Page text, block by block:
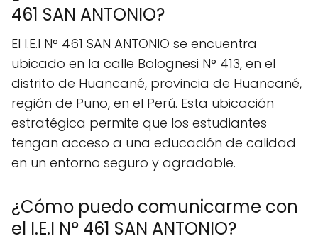
461 SAN ANTONIO?
El I.E.I N° 461 SAN ANTONIO se encuentra
ubicado en la calle Bolognesi N° 413, en el
distrito de Huancané, provincia de Huancané,
región de Puno, en el Perú. Esta ubicación
estratégica permite que los estudiantes
tengan acceso a una educación de calidad
en un entorno seguro y agradable.
¿Cómo puedo comunicarme con
el I.E.I N° 461 SAN ANTONIO?